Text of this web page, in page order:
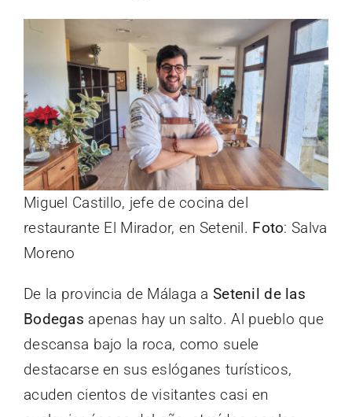
Miguel Castillo, jefe de cocina del
restaurante El Mirador, en Setenil. Foto: Salva
Moreno
De la provincia de Málaga a Setenil de las
Bodegas apenas hay un salto. Al pueblo que
descansa bajo la roca, como suele
destacarse en sus eslóganes turísticos,
acuden cientos de visitantes casi en